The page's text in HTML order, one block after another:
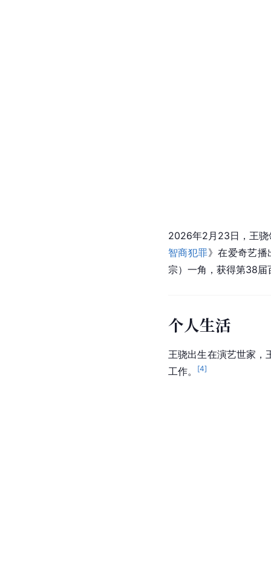
2026年2月23日，王骁
智商犯罪》在爱奇艺播
宗）一角，获得第38
个人生活
王骁出生在演艺世家，
工作。
[4]